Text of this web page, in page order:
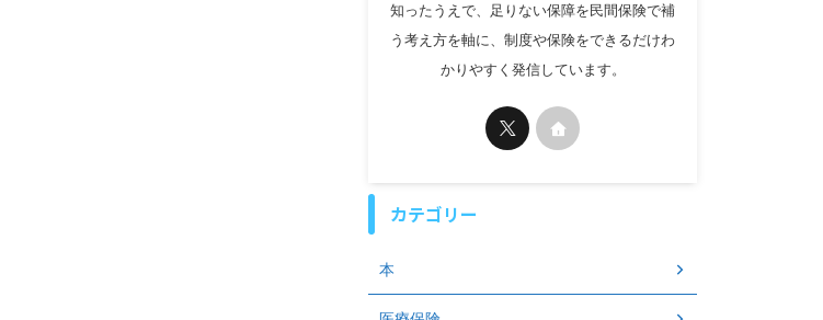
知ったうえで、足りない保障を民間保険で補
う考え方を軸に、制度や保険をできるだけわ
かりやすく発信しています。
カテゴリー
本